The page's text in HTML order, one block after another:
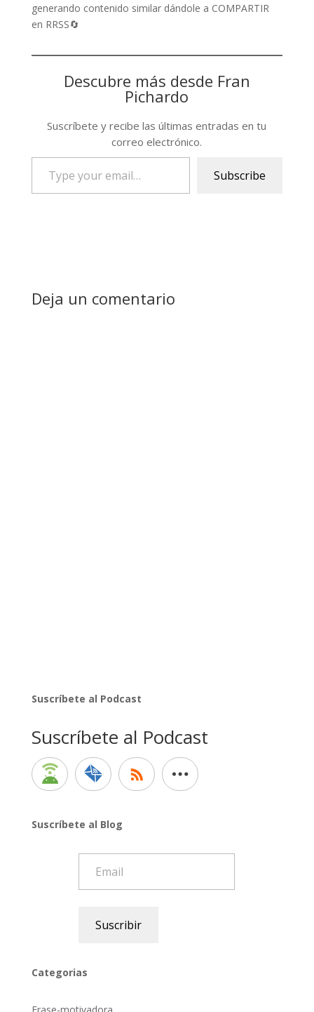
generando contenido similar dándole a COMPARTIR
en RRSS🔄
Descubre más desde Fran
Pichardo
Suscríbete y recibe las últimas entradas en tu
correo electrónico.
email…
Subscribe
Deja un comentario
Suscríbete al Podcast
Suscríbete al Podcast
Suscríbete al Blog
Suscribir
Categorias